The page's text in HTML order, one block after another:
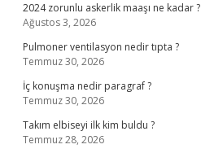
2024 zorunlu askerlik maaşı ne kadar ?
Ağustos 3, 2026
Pulmoner ventilasyon nedir tıpta ?
Temmuz 30, 2026
İç konuşma nedir paragraf ?
Temmuz 30, 2026
Takım elbiseyi ilk kim buldu ?
Temmuz 28, 2026